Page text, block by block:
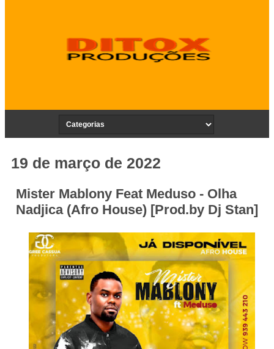
19 de março de 2022
Mister Mablony Feat Meduso - Olha
Nadjica (Afro House) [Prod.by Dj Stan]